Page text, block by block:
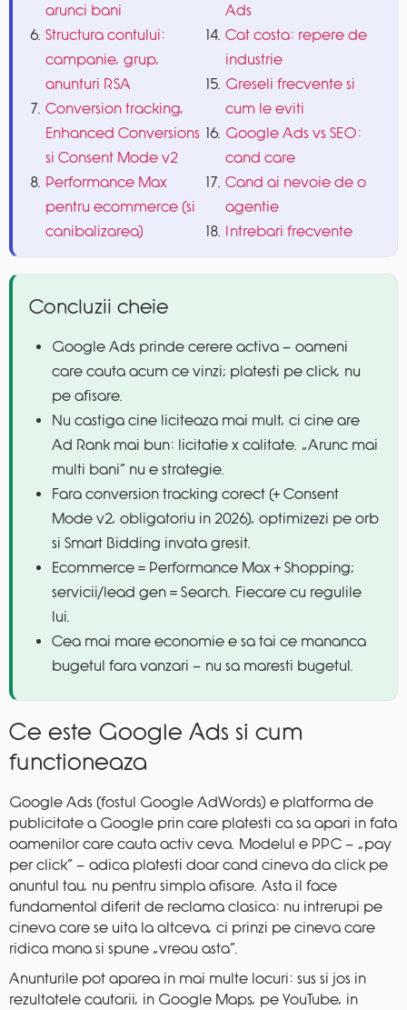
arunci bani
Structura contului:
campanie, grup,
anunturi RSA
Conversion tracking,
Enhanced Conversions
si Consent Mode v2
Performance Max
pentru ecommerce (si
canibalizarea)
Ads
Cat costa: repere de
industrie
Greseli frecvente si
cum le eviti
Google Ads vs SEO:
cand care
Cand ai nevoie de o
agentie
Intrebari frecvente
Concluzii cheie
Google Ads prinde cerere activa — oameni
care cauta acum ce vinzi; platesti pe click, nu
pe afisare.
Nu castiga cine liciteaza mai mult, ci cine are
Ad Rank mai bun: licitatie x calitate. „Arunc mai
multi bani” nu e strategie.
Fara conversion tracking corect (+ Consent
Mode v2, obligatoriu in 2026), optimizezi pe orb
si Smart Bidding invata gresit.
Ecommerce = Performance Max + Shopping;
servicii/lead gen = Search. Fiecare cu regulile
lui.
Cea mai mare economie e sa tai ce mananca
bugetul fara vanzari — nu sa maresti bugetul.
Ce este Google Ads si cum
functioneaza
Google Ads (fostul Google AdWords) e platforma de
publicitate a Google prin care platesti ca sa apari in fata
oamenilor care cauta activ ceva. Modelul e PPC — „pay
per click” — adica platesti doar cand cineva da click pe
anuntul tau, nu pentru simpla afisare. Asta il face
fundamental diferit de reclama clasica: nu intrerupi pe
cineva care se uita la altceva, ci prinzi pe cineva care
ridica mana si spune „vreau asta”.
Anunturile pot aparea in mai multe locuri: sus si jos in
rezultatele cautarii, in Google Maps, pe YouTube, in